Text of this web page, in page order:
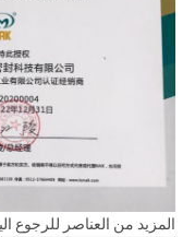
المزيد من العناصر للرجوع